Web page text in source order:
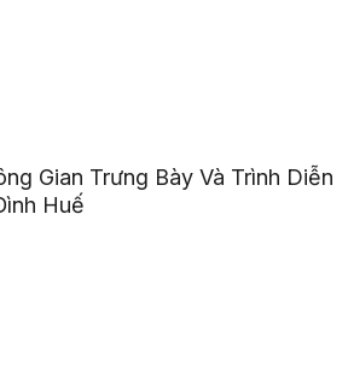
Gian Trưng Bày Và Trình Diễn
Huế